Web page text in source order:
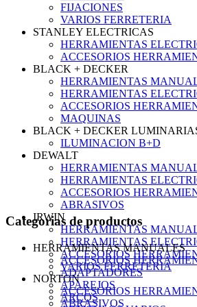
FIJACIONES
VARIOS FERRETERIA
STANLEY ELECTRICAS
HERRAMIENTAS
ACCESORIOS
BLACK + DECKER
HERRAMIENTAS
HERRAMIENTAS
ACCESORIOS
MAQUINAS
BLACK + DECKER
ILUMINACION B+D
DEWALT
HERRAMIENTAS
HERRAMIENTAS
ACCESORIOS
ABRASIVOS
IRWIN
HERRAMIENTAS
HERRAMIENTAS
ACCESORIOS
VARIOS FERRETERIA
NORTON
ACCESORIOS
ABRASIVOS
Categorias de productos
HERRAMIENTAS MANUALES
ACCESORIOS
ADAPTADORES
APAREJOS
ARCOS